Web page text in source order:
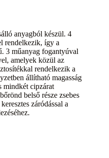
anyagból készül. 4
rendelkezik, így a
3 műanyag fogantyúval
amelyek közül az
rendelkezik a
állítható magasság
mindkét cipzárat
belső része zsebes
záródással a